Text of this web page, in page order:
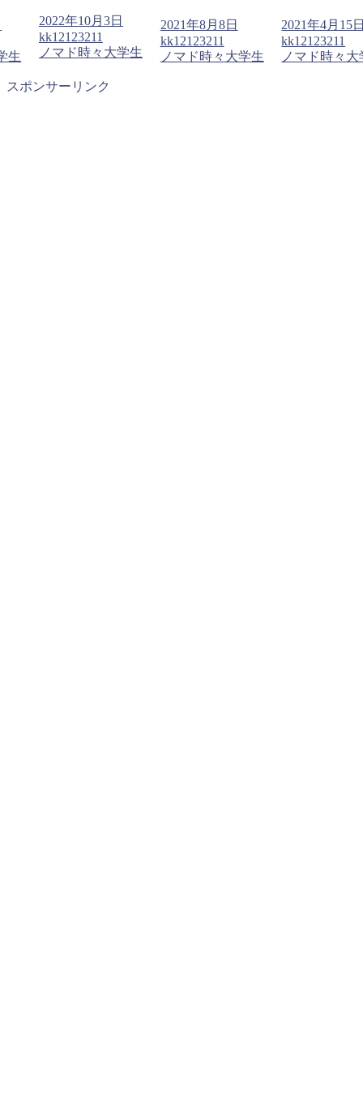
生
2022年10月3日
kk12123211
ノマド時々大学生
2021年8月8日
kk12123211
ノマド時々大学生
2021年4月15
kk12123211
ノマド時々大
スポンサーリンク